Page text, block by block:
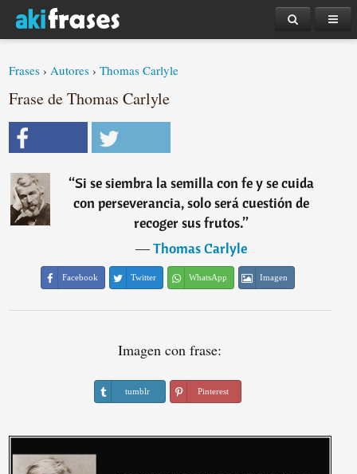
Frases ›Autores ›Thomas Carlyle
Frase de Thomas Carlyle
“Si se siembra la semilla con fe y se cuida
con perseverancia, solo será cuestión de
recoger sus frutos.”
―Thomas Carlyle
Facebook Twitter WhatsApp Imagen
Imagen con frase:
tumblr Pinterest